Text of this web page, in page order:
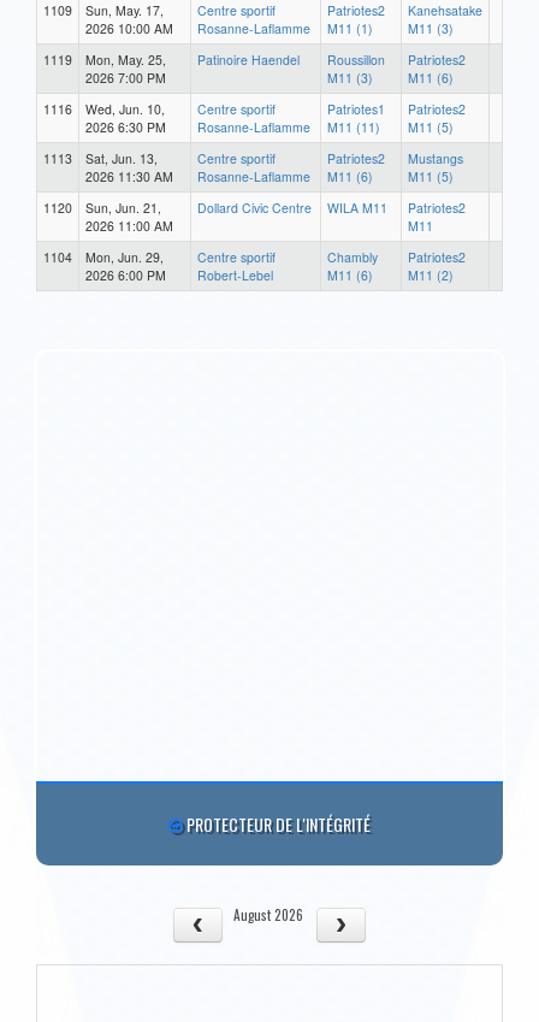
1109
Sun, May. 17,
2026 10:00 AM
Centre sportif
Rosanne-Laflamme
Patriotes2
M11 (1)
Kanehsatake
M11 (3)
1119
Mon, May. 25,
2026 7:00 PM
Patinoire Haendel
Roussillon
M11 (3)
Patriotes2
M11 (6)
1116
Wed, Jun. 10,
2026 6:30 PM
Centre sportif
Rosanne-Laflamme
Patriotes1
M11 (11)
Patriotes2
M11 (5)
1113
Sat, Jun. 13,
2026 11:30 AM
Centre sportif
Rosanne-Laflamme
Patriotes2
M11 (6)
Mustangs
M11 (5)
1120
Sun, Jun. 21,
2026 11:00 AM
Dollard Civic Centre WILA M11
Patriotes2
M11
1104
Mon, Jun. 29,
2026 6:00 PM
Centre sportif
Robert-Lebel
Chambly
M11 (6)
Patriotes2
M11 (2)
PROTECTEUR DE L'INTÉGRITÉ
August 2026